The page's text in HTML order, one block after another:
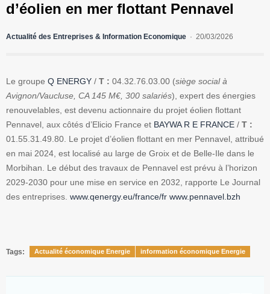
d’éolien en mer flottant Pennavel
Actualité des Entreprises & Information Economique 20/03/2026
Le groupe Q ENERGY / T : 04.32.76.03.00 (siège social à
Avignon/Vaucluse, CA 145 M€, 300 salariés), expert des énergies
renouvelables, est devenu actionnaire du projet éolien flottant
Pennavel, aux côtés d’Elicio France et BAYWA R E FRANCE / T :
01.55.31.49.80. Le projet d’éolien flottant en mer Pennavel, attribué
en mai 2024, est localisé au large de Groix et de Belle-Ile dans le
Morbihan. Le début des travaux de Pennavel est prévu à l’horizon
2029-2030 pour une mise en service en 2032, rapporte Le Journal
des entreprises. www.qenergy.eu/france/fr www.pennavel.bzh
Tags: Actualité économique Energie information économique Energie